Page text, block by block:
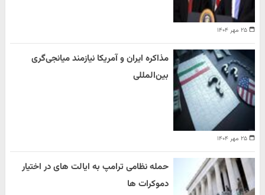
۲۵ مهر ۱۴۰۴
۲۵ مهر ۱۴۰۴
مذاکره ایران و آمریکا نیازمند میانجی‌گری
بین‌المللی
حمله نظامی ترامپ به ایالت های در اختیار
دموکرات ها